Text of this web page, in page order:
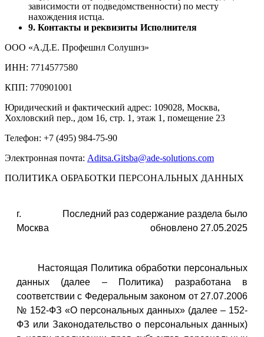
зависимости от подведомственности) по месту
нахождения истца.
9. Контакты и реквизиты Исполнителя
ООО «А.Д.Е. Профешнл Солушнз»
ИНН: 7714577580
КПП: 770901001
Юридический и фактический адрес: 109028, Москва,
Хохловский пер., дом 16, стр. 1, этаж 1, помещение 23
Телефон: +7 (495) 984-75-90
Электронная почта: Aditsa.Gitsba@ade-solutions.com
ПОЛИТИКА ОБРАБОТКИ ПЕРСОНАЛЬНЫХ ДАННЫХ
г.
Москва
Последний раз содержание раздела было
обновлено 27.05.2025
Настоящая Политика обработки персональных
данных (далее – Политика) разработана в
соответствии с Федеральным законом от 27.07.2006
№ 152-ФЗ «О персональных данных» (далее – 152-
ФЗ или Законодательство о персональных данных)